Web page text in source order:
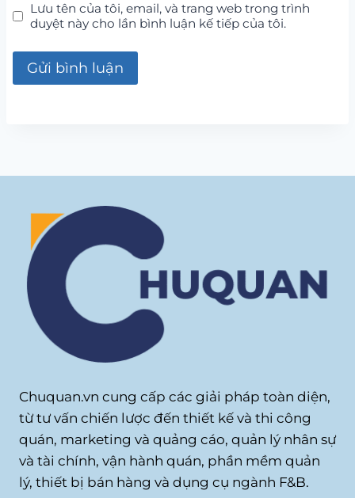
Lưu tên của tôi, email, và trang web trong trình
duyệt này cho lần bình luận kế tiếp của tôi.
Chuquan.vn cung cấp các giải pháp toàn diện,
từ tư vấn chiến lược đến thiết kế và thi công
quán, marketing và quảng cáo, quản lý nhân sự
và tài chính, vận hành quán, phần mềm quản
lý, thiết bị bán hàng và dụng cụ ngành F&B.